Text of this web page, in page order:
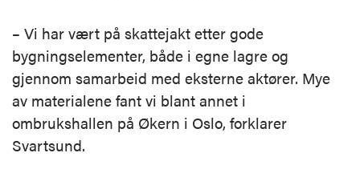
– Vi har vært på skattejakt etter gode
bygningselementer, både i egne lagre og
gjennom samarbeid med eksterne aktører. Mye
av materialene fant vi blant annet i
ombrukshallen på Økern i Oslo, forklarer
Svartsund.